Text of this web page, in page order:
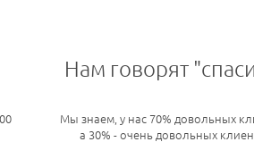
Нам говорят
Мы знаем, у нас 70% довольных
а 30% - очень довольных